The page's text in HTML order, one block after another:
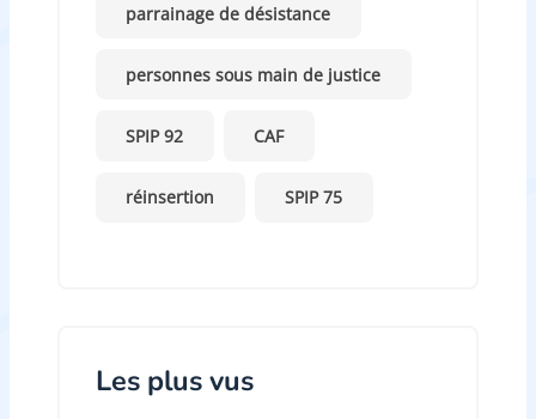
parrainage de désistance
personnes sous main de justice
SPIP 92 CAF
réinsertion SPIP 75
Les plus vus